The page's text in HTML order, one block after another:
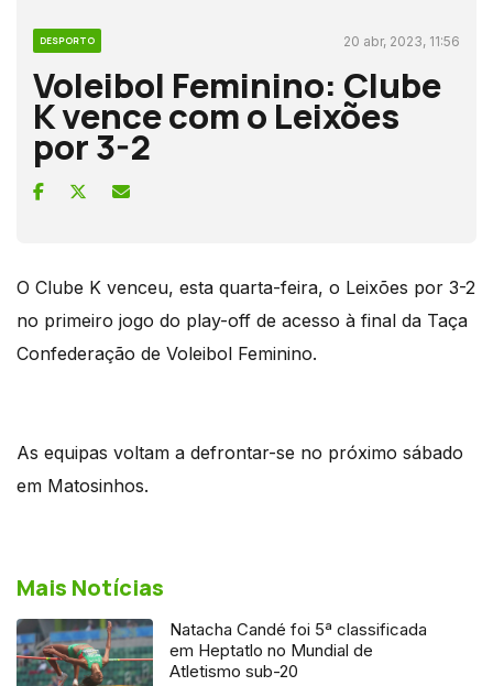
DESPORTO 20 abr, 2023, 11:56
Voleibol Feminino: Clube
K vence com o Leixões
por 3-2
O Clube K venceu, esta quarta-feira, o Leixões por 3-2
no primeiro jogo do play-off de acesso à final da Taça
Confederação de Voleibol Feminino.
As equipas voltam a defrontar-se no próximo sábado
em Matosinhos.
Mais Notícias
Natacha Candé foi 5ª classificada
em Heptatlo no Mundial de
Atletismo sub-20